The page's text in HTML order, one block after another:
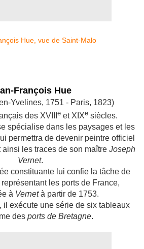
François Hue
Yvelines, 1751 - Paris, 1823)
des XVIII eet XIXesiècles.
spécialise dans les paysages et les
permettra de devenir peintre officiel
les traces de son maître Joseph
Vernet.
constituante lui confie la tâche de
les ports de France,
à Vernetà partir de 1753.
il exécute une série de six tableaux
des ports de Bretagne.